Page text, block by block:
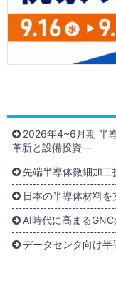
2026年4~6月期 半
革新と設備投資―
先端半導体微細加工
日本の半導体材料
AI時代に高まる
データセンタ向け